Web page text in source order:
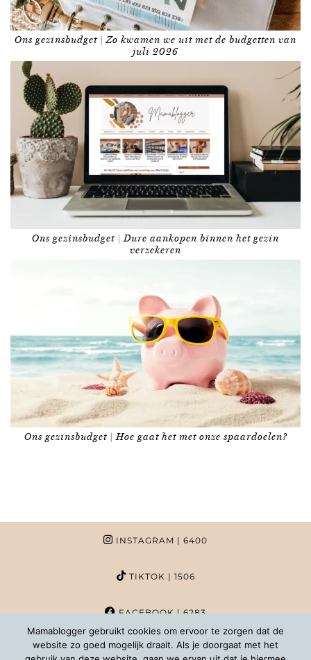
Ons gezinsbudget | Zo kwamen we uit met de budgetten van
juli 2026
Ons gezinsbudget | Dure aankopen binnen het gezin
verzekeren
Ons gezinsbudget | Hoe gaat het met onze spaardoelen?
INSTAGRAM | 6400
TIKTOK | 1506
FACEBOOK| 6283
PINTEREST | 1020
Mamablogger gebruikt cookies om ervoor te zorgen dat de
website zo goed mogelijk draait. Als je doorgaat met het